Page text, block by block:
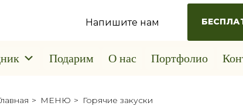
Напишите нам
Подарим О нас Портфолио
> МЕНЮ > Горячие закуски